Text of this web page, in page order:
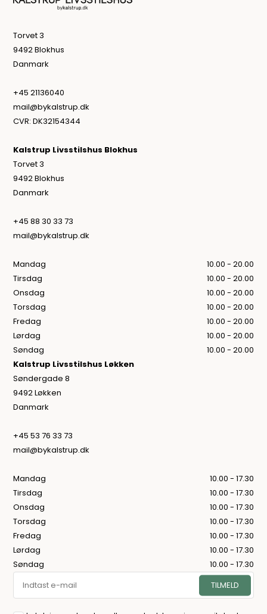
Torvet 3
9492 Blokhus
Danmark
+45 21136040
mail@bykalstrup.dk
CVR: DK32154344
Kalstrup Livsstilshus Blokhus
Torvet 3
9492 Blokhus
Danmark
+45 88 30 33 73
mail@bykalstrup.dk
Mandag
10.00 - 20.00
Tirsdag
10.00 - 20.00
Onsdag
10.00 - 20.00
Torsdag
10.00 - 20.00
Fredag
10.00 - 20.00
Lørdag
10.00 - 20.00
Søndag
10.00 - 20.00
Kalstrup Livsstilshus Løkken
Søndergade 8
9492 Løkken
Danmark
+45 53 76 33 73
mail@bykalstrup.dk
Mandag
10.00 - 17.30
Tirsdag
10.00 - 17.30
Onsdag
10.00 - 17.30
Torsdag
10.00 - 17.30
Fredag
10.00 - 17.30
Lørdag
10.00 - 17.30
Søndag
10.00 - 17.30